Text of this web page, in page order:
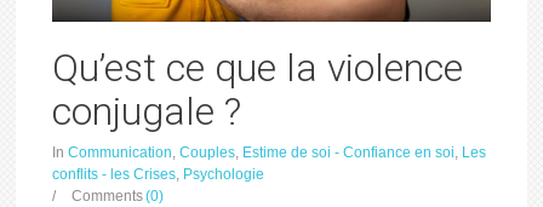
Qu’est ce que la violence
conjugale ?
InCommunication,Couples, Estime de soi - Confiance en soi, Les
conflits - les Crises, Psychologie
/
Comments(0)